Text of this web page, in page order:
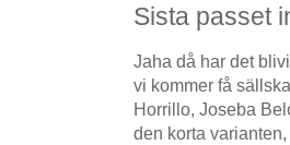
Sista passet
Jaha då har det
vi kommer få
Horrillo, Joseba
den korta